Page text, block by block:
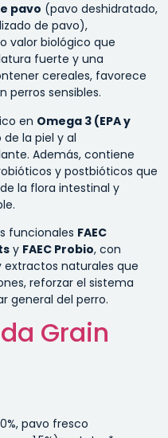
pavo (pavo deshidratado,
de pavo),
valor biológico que
fuerte y una
cereales, favorece
perros sensibles.
en Omega 3 (EPA y
la piel y al
Además, contiene
y postbióticos que
la flora intestinal y
funcionales FAEC
y FAEC Probio, con
extractos naturales que
reforzar el sistema
general del perro.
Grain
pavo fresco